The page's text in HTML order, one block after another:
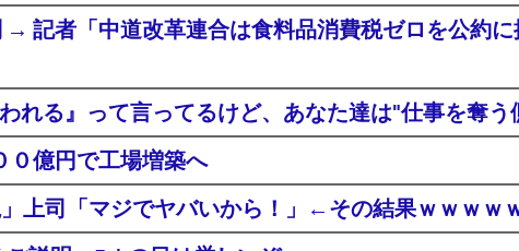
→ 記者「中道改革連合は食料品消費税ゼロを公約
る』って言ってるけど、あなた達は"仕事を奪う
０億円で工場増築へ
上司「マジでヤバいから！」←その結果ｗｗｗｗ